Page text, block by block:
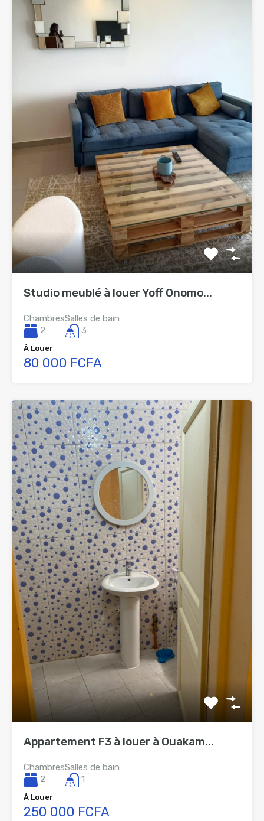
Studio meublé à louer Yoff Onomo...
Chambres
2
Salles de bain
3
À Louer
80 000 FCFA
Appartement F3 à louer à Ouakam...
Chambres
2
Salles de bain
1
À Louer
250 000 FCFA